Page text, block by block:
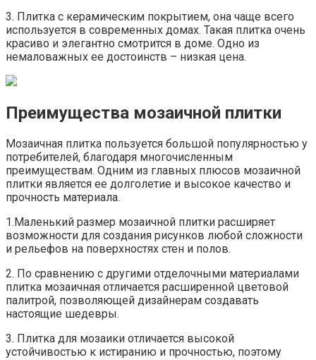
3. Плитка с керамическим покрытием, она чаще всего
используется в современных домах. Такая плитка очень
красиво и элегантно смотрится в доме. Одно из
немаловажных ее достоинств – низкая цена.
Преимущества мозаичной плитки
Мозаичная плитка пользуется большой популярностью у
потребителей, благодаря многочисленным
преимуществам. Одним из главных плюсов мозаичной
плитки является ее долголетие и высокое качество и
прочность материала.
1.Маленький размер мозаичной плитки расширяет
возможности для создания рисунков любой сложности
и рельефов на поверхностях стен и полов.
2. По сравнению с другими отделочными материалами
плитка мозаичная отличается расширенной цветовой
палитрой, позволяющей дизайнерам создавать
настоящие шедевры.
3. Плитка для мозаики отличается высокой
устойчивостью к истиранию и прочностью, поэтому